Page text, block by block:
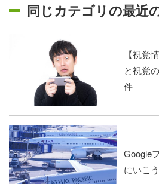
同じカテゴリの最近
【視覚
と視覚
件
Google
にいこう